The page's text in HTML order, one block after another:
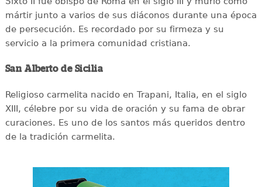
mártir junto a varios de sus diáconos durante una época
de persecución. Es recordado por su firmeza y su
servicio a la primera comunidad cristiana.
San Alberto de Sicilia
Religioso carmelita nacido en Trapani, Italia, en el siglo
XIII, célebre por su vida de oración y su fama de obrar
curaciones. Es uno de los santos más queridos dentro
de la tradición carmelita.